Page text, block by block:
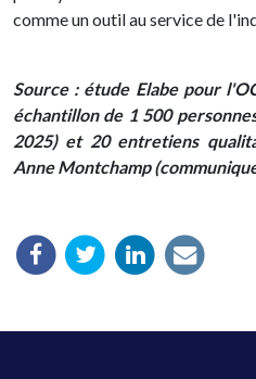
comme un outil au service de
Source : étude Elabe pour
échantillon de 1 500
2025) et 20 entretiens
Anne Montchamp